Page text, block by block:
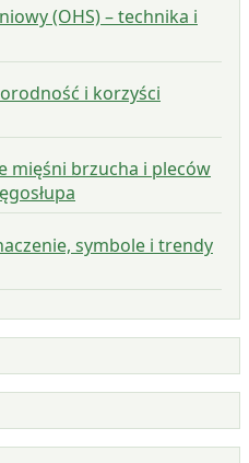
(OHS) – technika i
i korzyści
mięśni brzucha i pleców
symbole i trendy